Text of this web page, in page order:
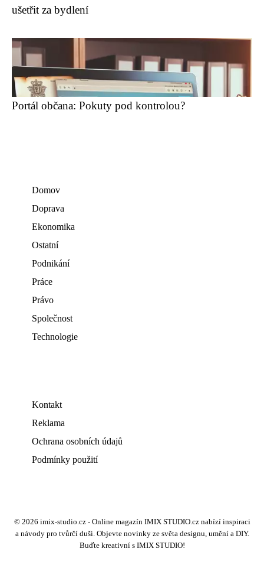
ušetřit za bydlení
Portál občana: Pokuty pod kontrolou?
Domov
Doprava
Ekonomika
Ostatní
Podnikání
Práce
Právo
Společnost
Technologie
Kontakt
Reklama
Ochrana osobních údajů
Podmínky použití
© 2026 imix-studio.cz - Online magazín IMIX STUDIO.cz nabízí inspiraci
a návody pro tvůrčí duši. Objevte novinky ze světa designu, umění a DIY.
Buďte kreativní s IMIX STUDIO!